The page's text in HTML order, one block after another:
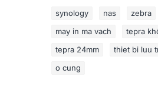
synology nas
zebra
may in ma vach
tepra
tepra 24mm
thiet bi luu
o cung